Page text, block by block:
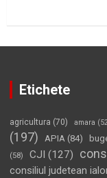
Etichete
agricultura (70) amara
(197)
APIA(84)
(58)
CJI (127)
consiliul judetean